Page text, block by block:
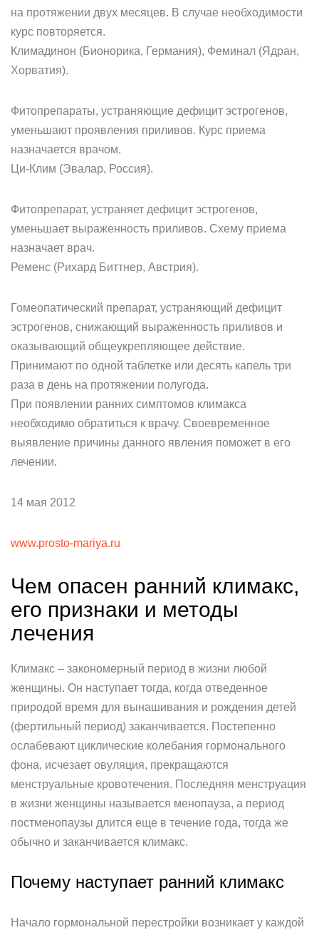
на протяжении двух месяцев. В случае необходимости
курс повторяется.
Климадинон (Бионорика, Германия), Феминал (Ядран,
Хорватия).
Фитопрепараты, устраняющие дефицит эстрогенов,
уменьшают проявления приливов. Курс приема
назначается врачом.
Ци-Клим (Эвалар, Россия).
Фитопрепарат, устраняет дефицит эстрогенов,
уменьшает выраженность приливов. Схему приема
назначает врач.
Ременс (Рихард Биттнер, Австрия).
Гомеопатический препарат, устраняющий дефицит
эстрогенов, снижающий выраженность приливов и
оказывающий общеукрепляющее действие.
Принимают по одной таблетке или десять капель три
раза в день на протяжении полугода.
При появлении ранних симптомов климакса
необходимо обратиться к врачу. Своевременное
выявление причины данного явления поможет в его
лечении.
14 мая 2012
www.prosto-mariya.ru
Чем опасен ранний климакс,
его признаки и методы
лечения
Климакс – закономерный период в жизни любой
женщины. Он наступает тогда, когда отведенное
природой время для вынашивания и рождения детей
(фертильный период) заканчивается. Постепенно
ослабевают циклические колебания гормонального
фона, исчезает овуляция, прекращаются
менструальные кровотечения. Последняя менструация
в жизни женщины называется менопауза, а период
постменопаузы длится еще в течение года, тогда же
обычно и заканчивается климакс.
Почему наступает ранний климакс
Начало гормональной перестройки возникает у каждой